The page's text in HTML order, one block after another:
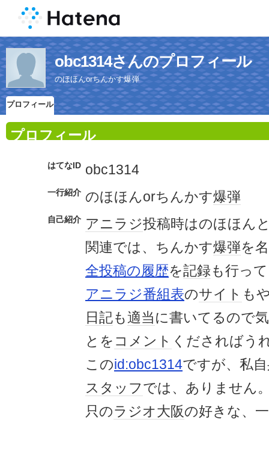
obc1314さんのプロフィール
のほほんorちんかす爆弾
プロフィール
プロフィール
はてなID obc1314
一行紹介 のほほんorちんかす爆弾
自己紹介 アニラジ投稿時はのほほん
関連では、ちんかす爆弾を
全投稿の履歴を記録も行っ
アニラジ番組表のサイト も
日記も適当に書いてるので
とを コメント くださればう
このid:obc1314ですが、私
スタッフでは、ありません
只のラジオ大阪の好きな、一